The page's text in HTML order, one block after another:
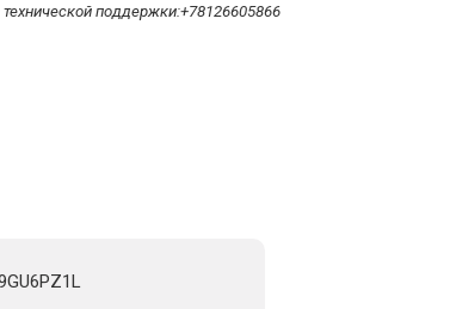
поддержки:+78126605866